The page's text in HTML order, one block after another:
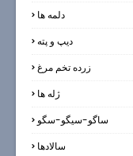
دلمه ها
ديپ و پته
زرده تخم مرغ
ژله ها
ساگو-سیگو-سگو
سالادها